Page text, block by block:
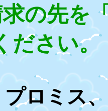
の先を
ださい。
ロミス